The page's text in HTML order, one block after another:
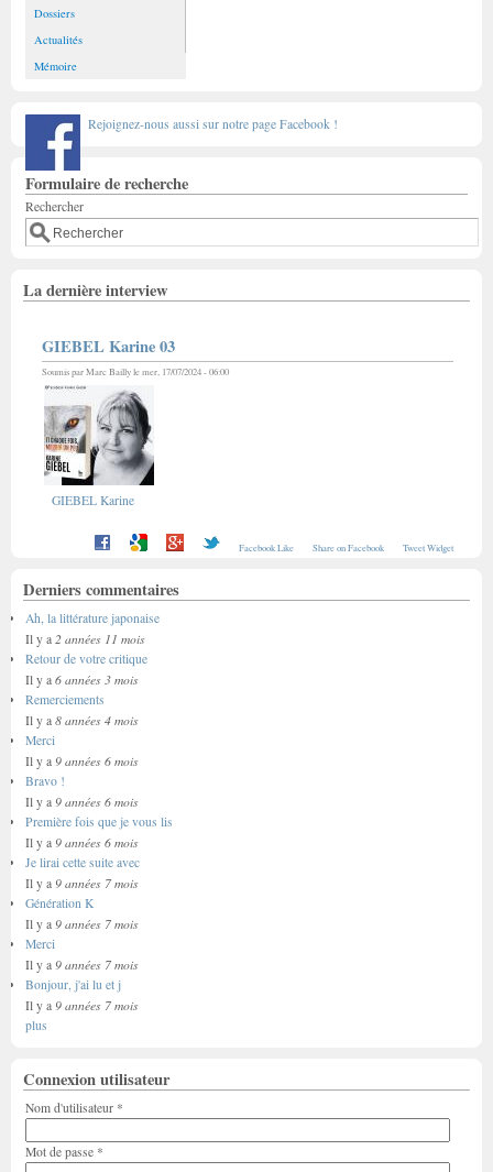
Dossiers
Actualités
Mémoire
Rejoignez-nous aussi sur notre page Facebook !
Formulaire de recherche
Rechercher
La dernière interview
GIEBEL Karine 03
Soumis parMarc Baillyle mer, 17/07/2024 - 06:00
GIEBEL Karine
Facebook Like Share on Facebook Tweet Widget
Derniers commentaires
Ah, la littérature japonaise
Il y a 2 années 11 mois
Retour de votre critique
Il y a 6 années 3 mois
Remerciements
Il y a 8 années 4 mois
Merci
Il y a 9 années 6 mois
Bravo !
Il y a 9 années 6 mois
Première fois que je vous lis
Il y a 9 années 6 mois
Je lirai cette suite avec
Il y a 9 années 7 mois
Génération K
Il y a 9 années 7 mois
Merci
Il y a 9 années 7 mois
Bonjour, j'ai lu et j
Il y a 9 années 7 mois
plus
Connexion utilisateur
Nom d'utilisateur *
Mot de passe *